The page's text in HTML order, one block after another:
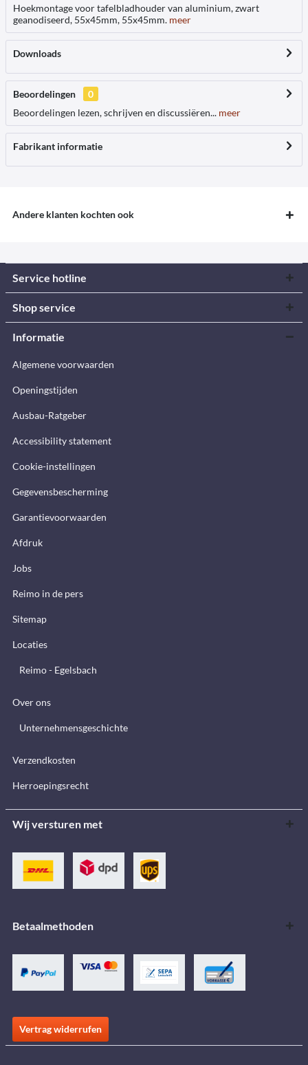
Hoekmontage voor tafelbladhouder van aluminium, zwart
geanodiseerd, 55x45mm, 55x45mm. meer
Downloads
Beoordelingen
0
Beoordelingen lezen, schrijven en discussiëren... meer
Fabrikant informatie
Andere klanten kochten ook
Service hotline
Shop service
Informatie
Algemene voorwaarden
Openingstijden
Ausbau-Ratgeber
Accessibility statement
Cookie-instellingen
Gegevensbescherming
Garantievoorwaarden
Afdruk
Jobs
Reimo in de pers
Sitemap
Locaties
Reimo - Egelsbach
Over ons
Unternehmensgeschichte
Verzendkosten
Herroepingsrecht
Wij versturen met
Betaalmethoden
Vertrag widerrufen